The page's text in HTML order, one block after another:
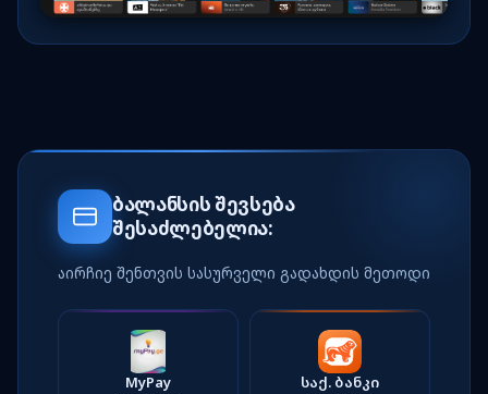
ბალანსის შევსება
შესაძლებელია:
აირჩიე შენთვის სასურველი გადახდის მეთოდი
MyPay საქ. ბანკი